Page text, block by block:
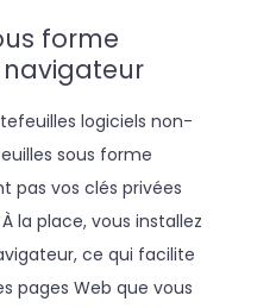
forme
navigateur
logiciels non-
sous forme
pas vos clés privées
la place, vous installez
ce qui facilite
pages Web que vous